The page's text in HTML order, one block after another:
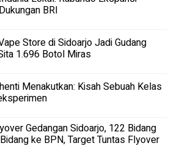
BRI
Store di Sidoarjo Jadi Gudang
1.696 Botol Miras
Menakutkan: Kisah Sebuah Kelas
Gedangan Sidoarjo, 122 Bidang
ke BPN, Target Tuntas Flyover